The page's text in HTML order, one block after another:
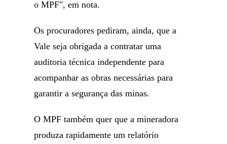
o MPF", em nota.
Os procuradores pediram, ainda, que a
Vale seja obrigada a contratar uma
auditoria técnica independente para
acompanhar as obras necessárias para
garantir a segurança das minas.
O MPF também quer que a mineradora
produza rapidamente um relatório